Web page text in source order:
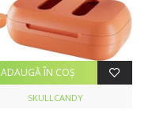
SKULLCANDY
ADAUGĂ ÎN COŞ